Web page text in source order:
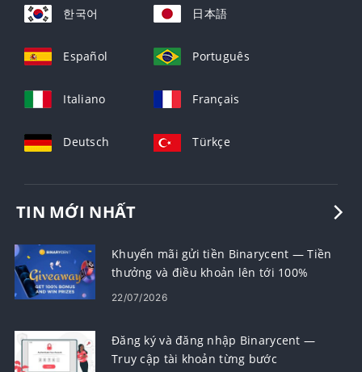
한국어 日本語
Español Português
Italiano Français
Deutsch Türkçe
TIN MỚI NHẤT
Khuyến mãi gửi tiền Binarycent — Tiền
thưởng và điều khoản lên tới 100%
22/07/2026
Đăng ký và đăng nhập Binarycent —
Truy cập tài khoản từng bước